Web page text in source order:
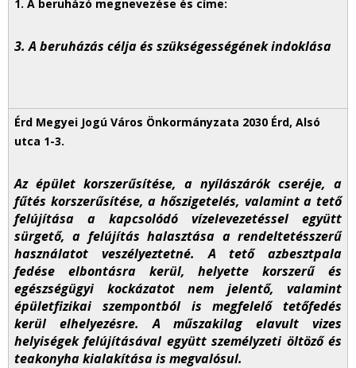
3. A beruházás célja és szükségességének indoklása
Az épület korszerűsítése, a nyílászárók cseréje, a
fűtés korszerűsítése, a hőszigetelés, valamint a tető
felújítása a kapcsolódó vízelevezetéssel együtt
sürgető, a felújítás halasztása a rendeltetésszerű
használatot veszélyeztetné. A tető azbesztpala
fedése elbontásra kerül, helyette korszerű és
egészségügyi kockázatot nem jelentő, valamint
épületfizikai szempontból is megfelelő tetőfedés
kerül elhelyezésre. A műszakilag elavult vizes
helyiségek felújításával együtt személyzeti öltöző és
teakonyha kialakítása is megvalósul.